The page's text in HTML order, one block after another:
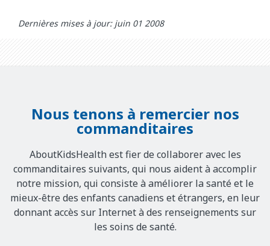
Dernières mises à jour: juin 01 2008
Nous tenons à remercier nos
commanditaires
AboutKidsHealth est fier de collaborer avec les
commanditaires suivants, qui nous aident à accomplir
notre mission, qui consiste à améliorer la santé et le
mieux-être des enfants canadiens et étrangers, en leur
donnant accès sur Internet à des renseignements sur
les soins de santé.